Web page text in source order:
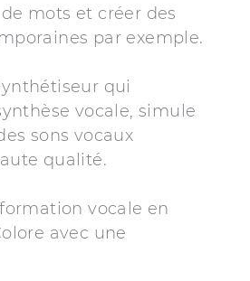
mots et créer des
par exemple.
qui
vocale, simule
sons vocaux
qualité.
vocale en
avec une